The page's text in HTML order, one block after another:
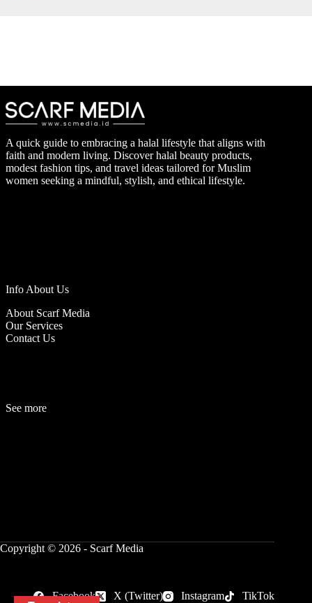
A quick guide to embracing a halal lifestyle that aligns with
faith and modern living. Discover halal beauty products,
modest fashion tips, and travel ideas tailored for Muslim
women seeking a mindful, stylish, and ethical lifestyle.
Info About Us
About Scarf Media
Our Services
Contact Us
See more
Copyright © 2026 - Scarf Media
Facebook X (Twitter) Instagram
TikTok